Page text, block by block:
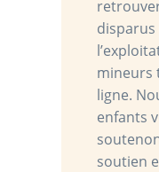
mineurs
ligne.
enfants
soutien